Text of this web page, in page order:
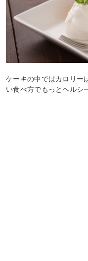
ケーキの中ではカロリー
い食べ方でもっとヘルシ